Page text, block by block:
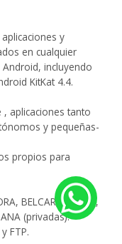
y
en cualquier
incluyendo
KitKat 4.4.
, aplicaciones tanto
y pequeñas-
propios para
BELCAR, SERTEC,
ANA (privadas).
FTP.